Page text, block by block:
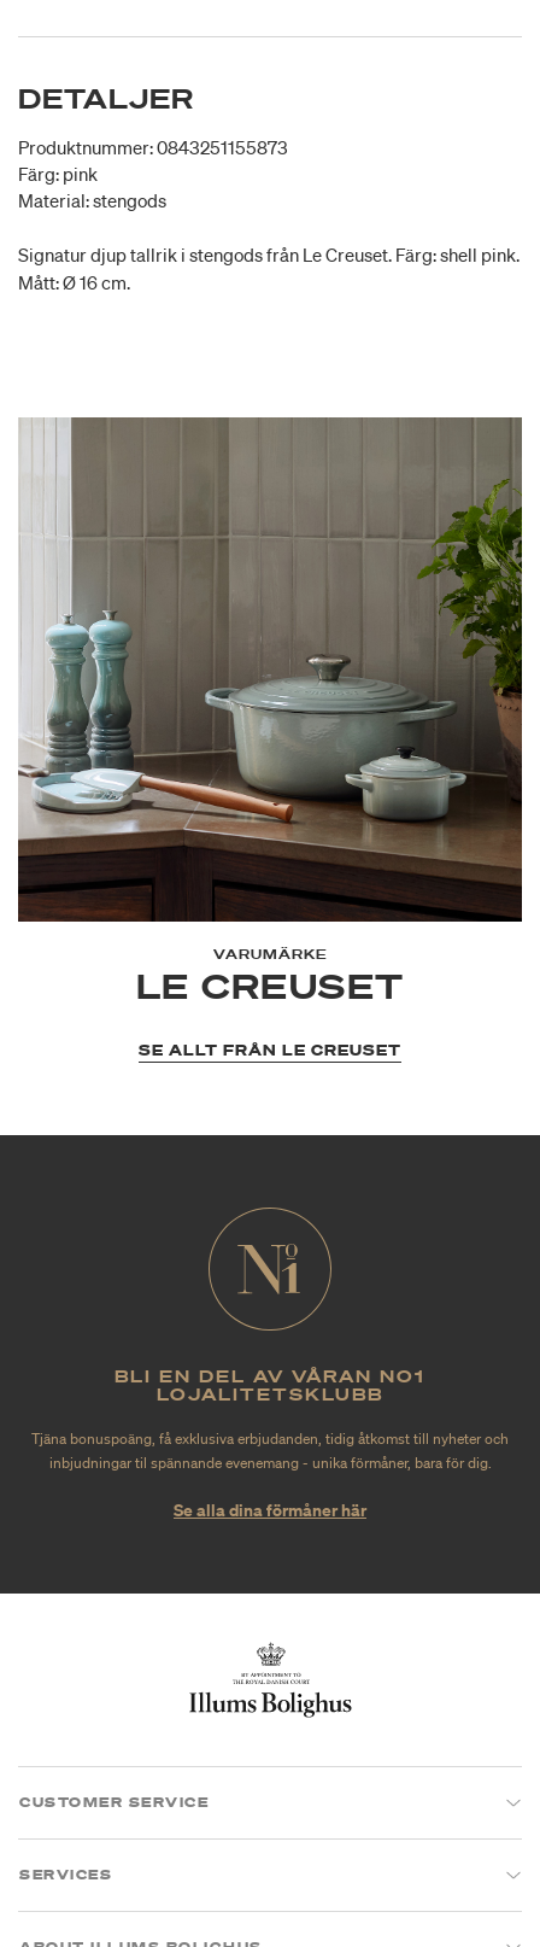
DETALJER
Produktnummer: 0843251155873
Färg: pink
Material: stengods
Signatur djup tallrik i stengods från Le Creuset. Färg: shell pink.
Mått: Ø 16 cm.
VARUMÄRKE
LE CREUSET
SE ALLT FRÅN LE CREUSET
BLI EN DEL AV VÅRAN NO1
LOJALITETSKLUBB
Tjäna bonuspoäng, få exklusiva erbjudanden, tidig åtkomst till nyheter och
inbjudningar til spännande evenemang - unika förmåner, bara för dig.
Se alla dina förmåner här
CUSTOMER SERVICE
SERVICES